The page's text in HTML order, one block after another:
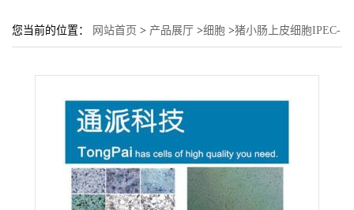
您当前的位置： 网站首页 > 产品展厅 >细胞 >猪小肠上皮细胞IPEC-